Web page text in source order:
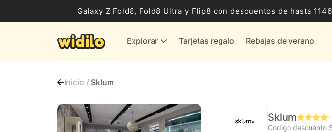
Galaxy Z Fold8, Fold8 Ultra y Flip8 con descuentos de hasta
Explorar Tarjetas regalo Rebajas de verano
Ocio, Entretenimiento y Cultura
Proveedores de gas y energía
Todas las tiendas
Inicio / Sklum
Sklum
Código descuento